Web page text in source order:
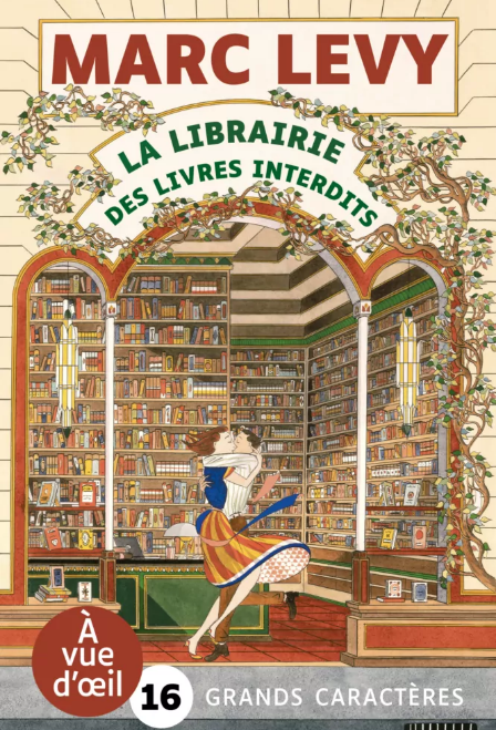
La Librairie des livres interdits
Marc Levy
27€